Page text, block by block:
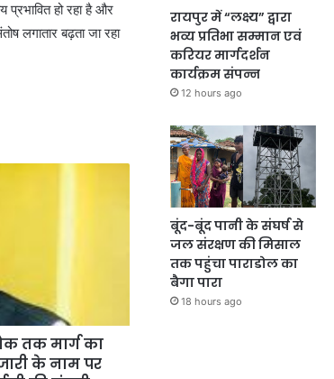
प्रभावित हो रहा है और
लगातार बढ़ता जा रहा
तक मार्ग का
के नाम पर
रायपुर में “लक्ष्य” द्वारा
भव्य प्रतिभा सम्मान एवं
करियर मार्गदर्शन
कार्यक्रम संपन्न
12 hours ago
बूंद-बूंद पानी के संघर्ष से
जल संरक्षण की मिसाल
तक पहुंचा पाराडोल का
बैगा पारा
18 hours ago